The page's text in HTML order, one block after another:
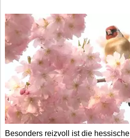
Besonders reizvoll ist die hessische